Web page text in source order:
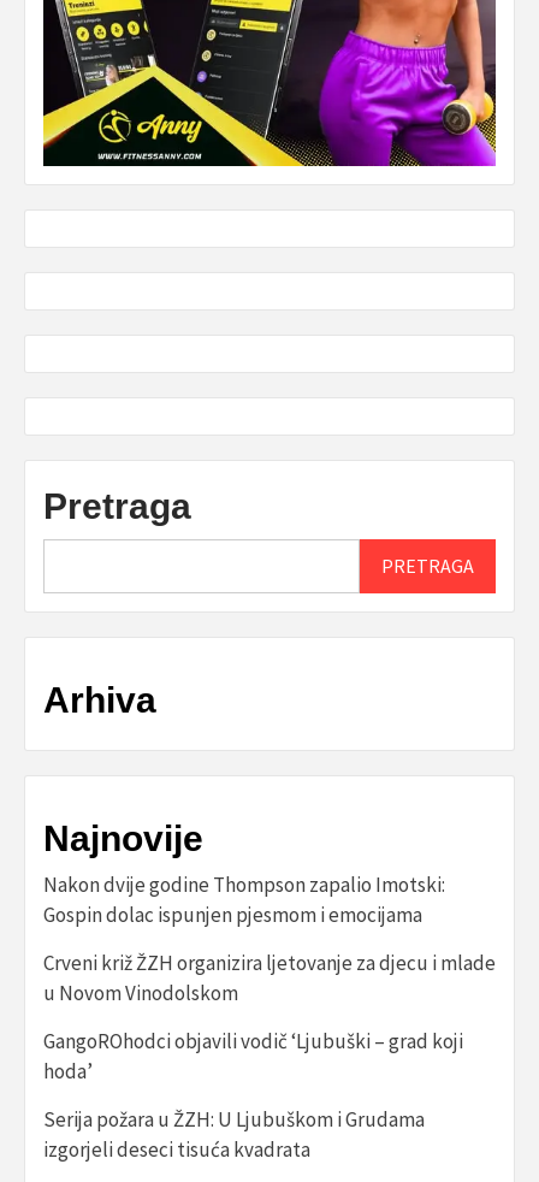
Pretraga
PRETRAGA
Arhiva
Najnovije
Nakon dvije godine Thompson zapalio Imotski:
Gospin dolac ispunjen pjesmom i emocijama
Crveni križ ŽZH organizira ljetovanje za djecu i mlade
u Novom Vinodolskom
GangoROhodci objavili vodič ‘Ljubuški – grad koji
hoda’
Serija požara u ŽZH: U Ljubuškom i Grudama
izgorjeli deseci tisuća kvadrata